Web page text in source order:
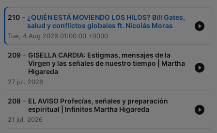
210 - ¿QUIÉN ESTÁ MOVIENDO LOS HILOS? Bill Gates,
salud y conflictos globales ft. Nicolás Moras
Tue, 4 Aug 2026 01:00:00 +0000
209 - GISELLA CARDIA: Estigmas, mensajes de la
Virgen y las señales de nuestro tiempo | Martha
Higareda
27 jul. 2026
208 - EL AVISO Profecías, señales y preparación
espiritual | Infinitos Martha Higareda
21 jul. 2026